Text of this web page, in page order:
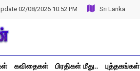
02/08/2026 10:52 PM Sri Lanka
கவிதைகள் பிரதிகள் மீது.. புத்தகங்கள்